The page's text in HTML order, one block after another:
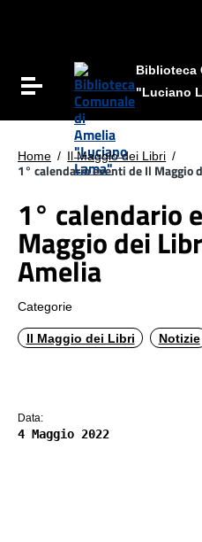
Attiva / disattiva la
Biblioteca
"Luciano
Home / Il Maggio dei Libri /
1° calendario eventi de Il Maggio
1° calendario
Maggio dei
Amelia
Categorie
Il Maggio dei Libri Notizie
Data:
4 Maggio 2022